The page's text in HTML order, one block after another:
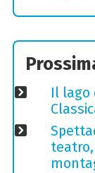
Il lago